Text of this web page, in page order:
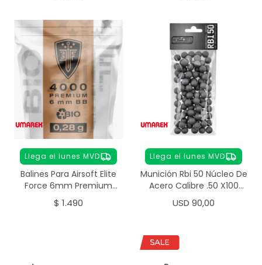
Llega el lunes MVD
Balines Para Airsoft Elite
Force 6mm Premium
0,28g
$ 1.490
Llega el lunes MVD
Munición Rbi 50 Núcleo De
Acero Calibre .50 X100
Unidades
USD 90,00